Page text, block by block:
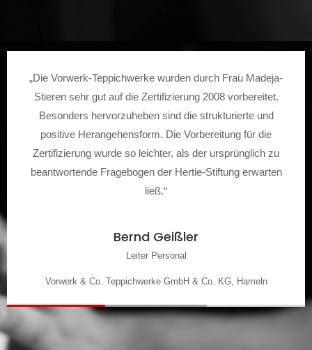
„Die Vorwerk-Teppichwerke wurden durch Frau Madeja-
Stieren sehr gut auf die Zertifizierung 2008 vorbereitet.
Besonders hervorzuheben sind die strukturierte und
positive Herangehensform. Die Vorbereitung für die
Zertifizierung wurde so leichter, als der ursprünglich zu
beantwortende Fragebogen der Hertie-Stiftung erwarten
ließ.“
Bernd Geißler
Leiter Personal
Vorwerk & Co. Teppichwerke GmbH & Co. KG, Hameln